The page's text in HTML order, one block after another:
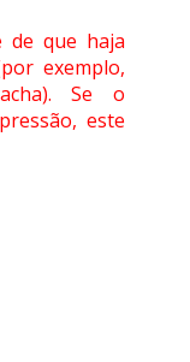
de que haja
exemplo,
Se o
este